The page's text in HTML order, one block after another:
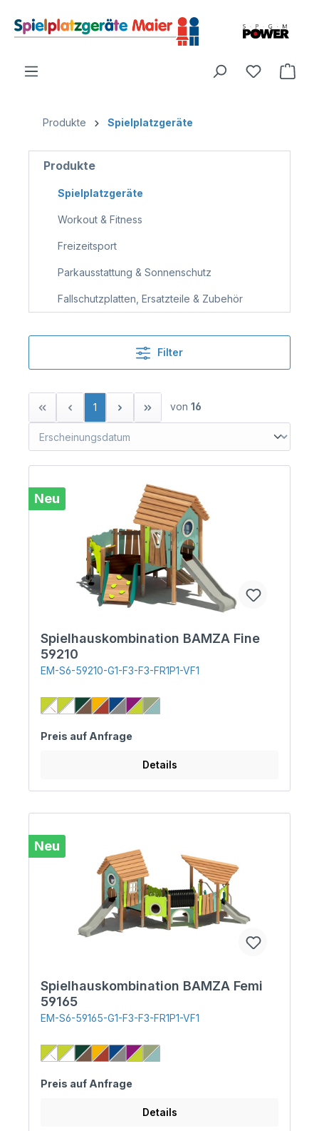
Produkte Spielplatzgeräte
Produkte
Spielplatzgeräte
Workout & Fitness
Freizeitsport
Parkausstattung & Sonnenschutz
Fallschutzplatten, Ersatzteile & Zubehör
Filter
1 von 16
Neu
Spielhauskombination BAMZA Fine
59210
EM-S6-59210-G1-F3-F3-FR1P1-VF1
Preis auf Anfrage
Details
Neu
Spielhauskombination BAMZA Femi
59165
EM-S6-59165-G1-F3-F3-FR1P1-VF1
Preis auf Anfrage
Details